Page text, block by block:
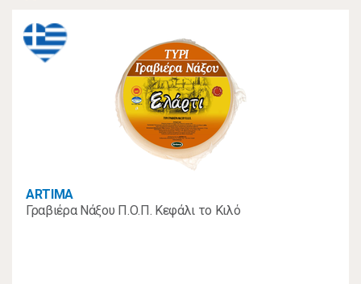
ARTIMA
Γραβιέρα Νάξου Π.Ο.Π. Κεφάλι το Κιλό